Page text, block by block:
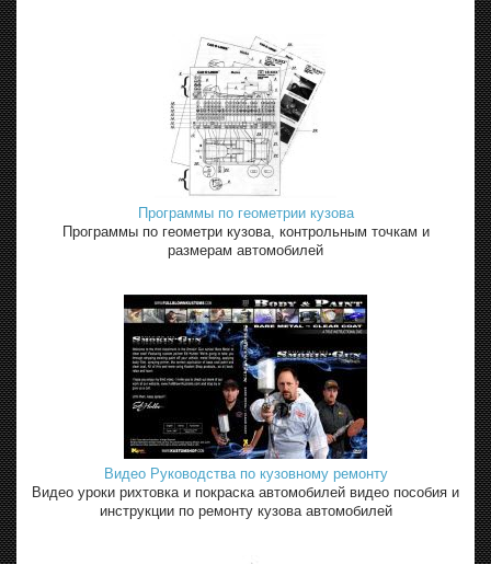
Программы по геометрии кузова
Программы по геометри кузова, контрольным точкам и
размерам автомобилей
Видео Руководства по кузовному ремонту
Видео уроки рихтовка и покраска автомобилей видео пособия и
инструкции по ремонту кузова автомобилей